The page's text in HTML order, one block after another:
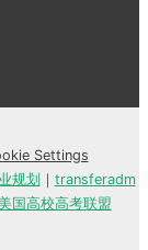
Settings
规划 ｜ transferadm
国高校高考联盟